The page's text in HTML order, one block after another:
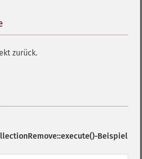
zurück.
-Beispiel